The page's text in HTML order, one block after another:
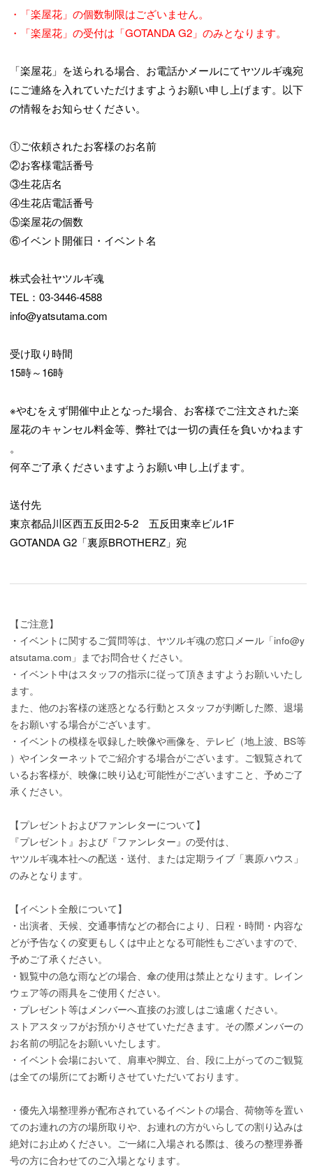
・「楽屋花」の個数制限はございません。
・「楽屋花」の受付は「GOTANDA G2」のみとなります。
「楽屋花」を送られる場合、お電話かメールにてヤツルギ魂宛
にご連絡を入れていただけますようお願い申し上げます。以下
の情報をお知らせください。
①ご依頼されたお客様のお名前
②お客様電話番号
③生花店名
④生花店電話番号
⑤楽屋花の個数
⑥イベント開催日・イベント名
株式会社ヤツルギ魂
TEL：03-3446-4588
info@yatsutama.com
受け取り時間
15時～16時
※やむをえず開催中止となった場合、お客様でご注文された楽
屋花のキャンセル料金等、弊社では一切の責任を負いかねます
。
何卒ご了承くださいますようお願い申し上げます。
送付先
東京都品川区西五反田2-5-2 五反田東幸ビル1F
GOTANDA G2「裏原BROTHERZ」宛
【ご注意】
・イベントに関するご質問等は、ヤツルギ魂の窓口メール「info@y
atsutama.com」までお問合せください。
・イベント中はスタッフの指示に従って頂きますようお願いいたし
ます。
また、他のお客様の迷惑となる行動とスタッフが判断した際、退場
をお願いする場合がございます。
・イベントの模様を収録した映像や画像を、テレビ（地上波、BS等
）やインターネットでご紹介する場合がございます。ご観覧されて
いるお客様が、映像に映り込む可能性がございますこと、予めご了
承ください。
【プレゼントおよびファンレターについて】
『プレゼント』および『ファンレター』の受付は、
ヤツルギ魂本社への配送・送付、または定期ライブ「裏原ハウス」
のみとなります。
【イベント全般について】
・出演者、天候、交通事情などの都合により、日程・時間・内容な
どが予告なくの変更もしくは中止となる可能性もございますので、
予めご了承ください。
・観覧中の急な雨などの場合、傘の使用は禁止となります。レイン
ウェア等の雨具をご使用ください。
・プレゼント等はメンバーへ直接のお渡しはご遠慮ください。
ストアスタッフがお預かりさせていただきます。その際メンバーの
お名前の明記をお願いいたします。
・イベント会場において、肩車や脚立、台、段に上がってのご観覧
は全ての場所にてお断りさせていただいております。
・優先入場整理券が配布されているイベントの場合、荷物等を置い
てのお連れの方の場所取りや、お連れの方がいらしての割り込みは
絶対にお止めください。ご一緒に入場される際は、後ろの整理券番
号の方に合わせてのご入場となります。